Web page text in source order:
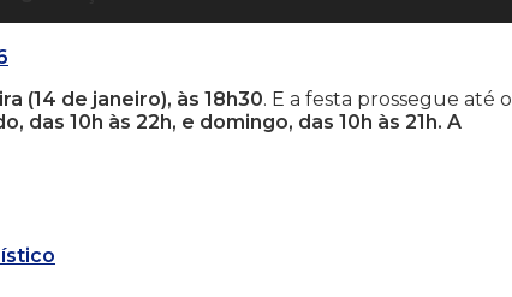
(14 de janeiro), às 18h30. E a festa prossegue até o
das 10h às 22h, e domingo, das 10h às 21h. A